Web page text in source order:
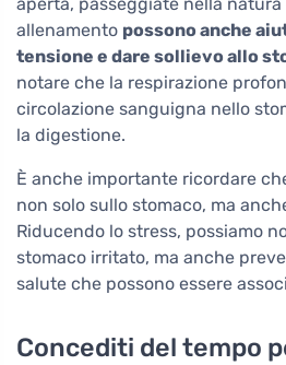
allenamento possono anche
tensione e dare sollievo allo
notare che la respirazione
circolazione sanguigna nello
la digestione.
È anche importante ricordare
non solo sullo stomaco, ma
Riducendo lo stress, possiamo
stomaco irritato, ma anche
salute che possono essere
Concediti del tempo